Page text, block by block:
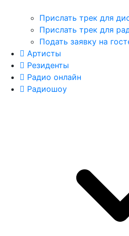
Прислать трек для
Прислать трек для
Подать заявку на
Артисты
Резиденты
Радио онлайн
Радиошоу